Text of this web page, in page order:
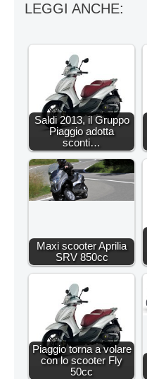
LEGGI ANCHE:
Saldi 2013, il Gruppo
Piaggio adotta
sconti…
Maxi scooter Aprilia
SRV 850cc
Piaggio torna a volare
con lo scooter Fly
50cc